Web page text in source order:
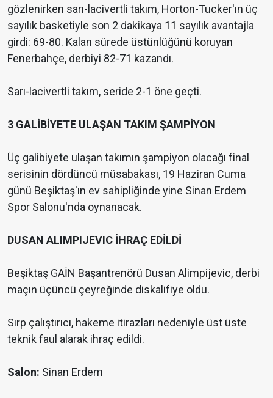
gözlenirken sarı-lacivertli takım, Horton-Tucker'ın üç
sayılık basketiyle son 2 dakikaya 11 sayılık avantajla
girdi: 69-80. Kalan sürede üstünlüğünü koruyan
Fenerbahçe, derbiyi 82-71 kazandı.
Sarı-lacivertli takım, seride 2-1 öne geçti.
3 GALİBİYETE ULAŞAN TAKIM ŞAMPİYON
Üç galibiyete ulaşan takımın şampiyon olacağı final
serisinin dördüncü müsabakası, 19 Haziran Cuma
günü Beşiktaş'ın ev sahipliğinde yine Sinan Erdem
Spor Salonu'nda oynanacak.
DUSAN ALIMPIJEVIC İHRAÇ EDİLDİ
Beşiktaş GAİN Başantrenörü Dusan Alimpijevic, derbi
maçın üçüncü çeyreğinde diskalifiye oldu.
Sırp çalıştırıcı, hakeme itirazları nedeniyle üst üste
teknik faul alarak ihraç edildi.
Salon: Sinan Erdem